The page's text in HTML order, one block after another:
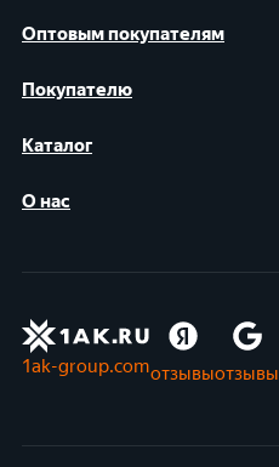
Оптовым покупателям
Покупателю
Каталог
О нас
1ak-group.comотзывыотзывы